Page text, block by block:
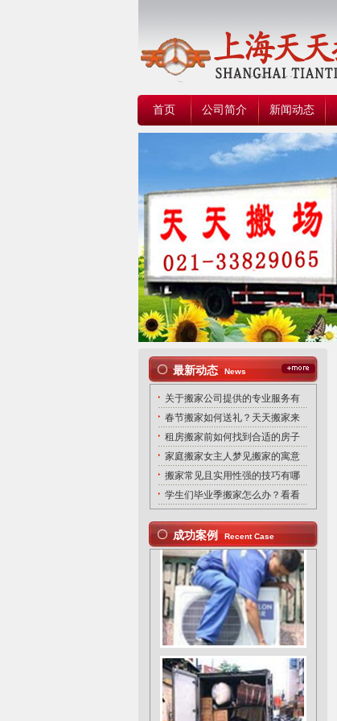
首页 公司简介 新闻动态
最新动态 News
关于搬家公司提供的专业服务有
春节搬家如何送礼？天天搬家来
租房搬家前如何找到合适的房子
家庭搬家女主人梦见搬家的寓意
搬家常见且实用性强的技巧有哪
学生们毕业季搬家怎么办？看看
成功案例 Recent Case